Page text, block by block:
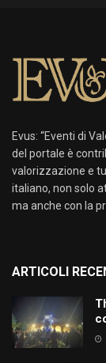
Evus: “Eventi di
del portale è
valorizzazione e
italiano, non solo
ma anche con la
ARTICOLI